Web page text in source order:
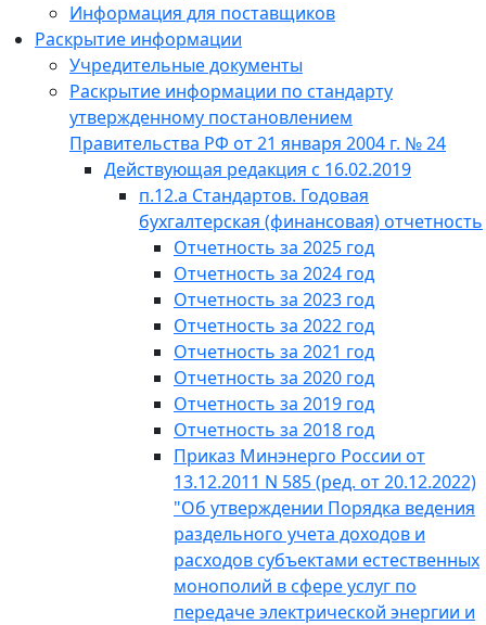
Информация для поставщиков
Раскрытие информации
Учредительные документы
Раскрытие информации по стандарту
утвержденному постановлением
Правительства РФ от 21 января 2004 г. № 24
Действующая редакция с 16.02.2019
п.12.а Стандартов. Годовая
бухгалтерская (финансовая) отчетность
Отчетность за 2025 год
Отчетность за 2024 год
Отчетность за 2023 год
Отчетность за 2022 год
Отчетность за 2021 год
Отчетность за 2020 год
Отчетность за 2019 год
Отчетность за 2018 год
Приказ Минэнерго России от
13.12.2011 N 585 (ред. от 20.12.2022)
"Об утверждении Порядка ведения
раздельного учета доходов и
расходов субъектами естественных
монополий в сфере услуг по
передаче электрической энергии и